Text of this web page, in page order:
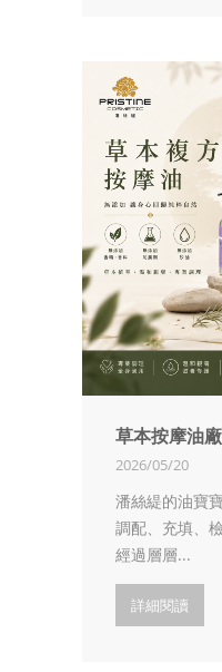
草本按摩油
2026/05/20
潘絲緹的油寶
調配、充填、
經過層層...
詳細閱讀